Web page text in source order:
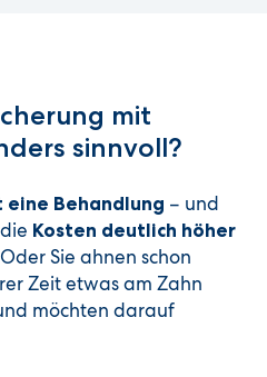
mit
sinnvoll?
Behandlung – und
Kosten deutlich höher
Sie ahnen schon
Zeit etwas am Zahn
möchten darauf